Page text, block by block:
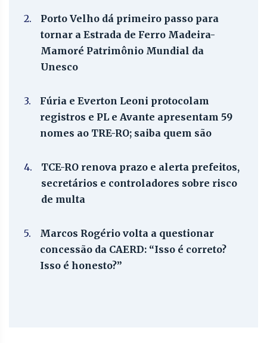
2.
Porto Velho dá primeiro passo para
tornar a Estrada de Ferro Madeira-
Mamoré Patrimônio Mundial da
Unesco
3.
Fúria e Everton Leoni protocolam
registros e PL e Avante apresentam 59
nomes ao TRE-RO; saiba quem são
4.
TCE-RO renova prazo e alerta prefeitos,
secretários e controladores sobre risco
de multa
5.
Marcos Rogério volta a questionar
concessão da CAERD: “Isso é correto?
Isso é honesto?”